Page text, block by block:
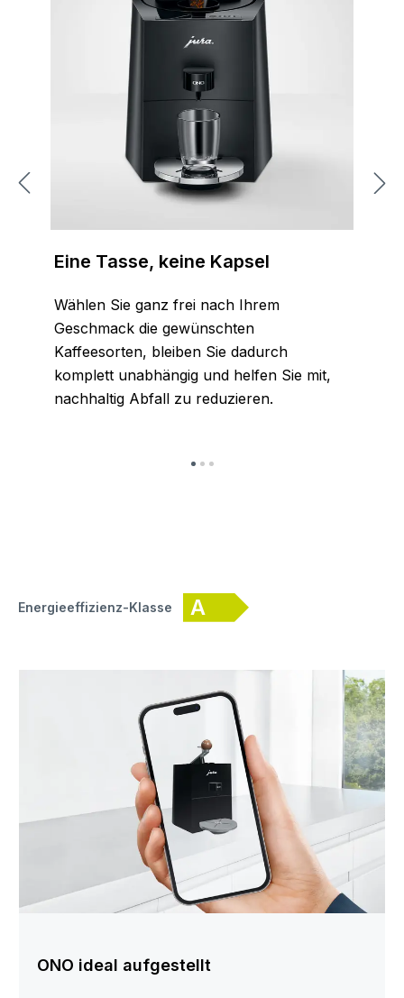
Eine Tasse, keine Kapsel
Wählen Sie ganz frei nach Ihrem
Geschmack die gewünschten
Kaffeesorten, bleiben Sie dadurch
komplett unabhängig und helfen Sie mit,
nachhaltig Abfall zu reduzieren.
Energieeffizienz-Klasse A
ONO ideal aufgestellt